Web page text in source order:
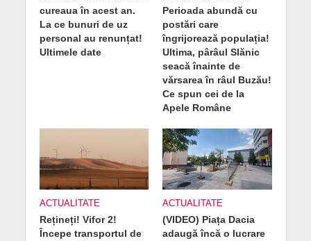
cureaua în acest an.
La ce bunuri de uz
personal au renunțat!
Ultimele date
Perioada abundă cu
postări care
îngrijorează populația!
Ultima, pârâul Slănic
seacă înainte de
vărsarea în râul Buzău!
Ce spun cei de la
Apele Române
ACTUALITATE
Rețineți! Vifor 2!
Începe transportul de
ACTUALITATE
(VIDEO) Piața Dacia
adaugă încă o lucrare